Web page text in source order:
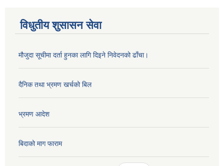
विधुतीय शुसासन सेवा
मौजुदा सूचीमा दर्ता हुनका लागि दिइने निवेदनको ढाँचा।
दैनिक तथा भ्रमण खर्चको बिल
भ्रमण आदेश
बिदाको माग फाराम